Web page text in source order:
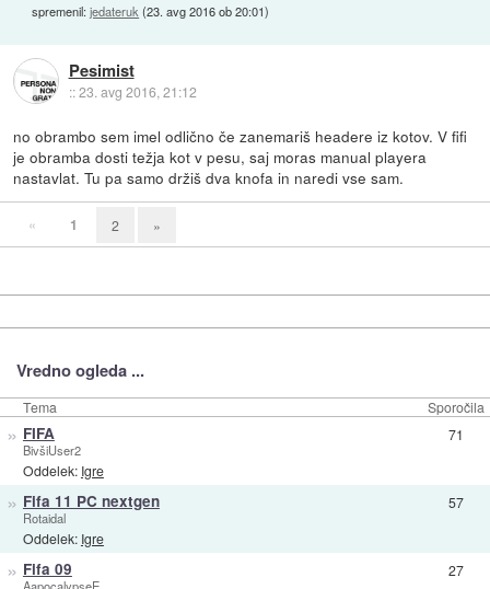
spremenil:jedateruk (23. avg 2016 ob 20:01)
Pesimist
::23. avg 2016, 21:12
no obrambo sem imel odlično če zanemariš headere iz kotov. V fifi
je obramba dosti težja kot v pesu, saj moras manual playera
nastavlat. Tu pa samo držiš dva knofa in naredi vse sam.
« 1 2 »
Vredno ogleda ...
Tema Sporočila
» FIFA
BivšiUser2
Oddelek: Igre
71
» Fifa 11 PC nextgen
Rotaidal
Oddelek: Igre
57
» Fifa 09
AapocalypseE
27